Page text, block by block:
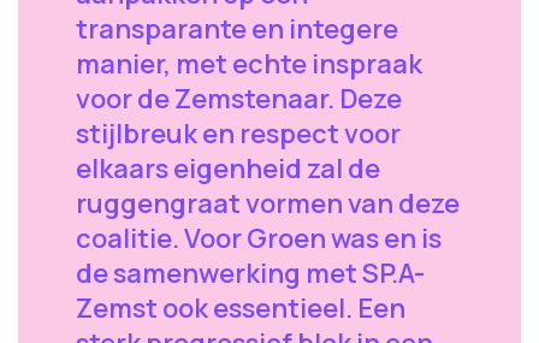
transparante en integere
manier, met echte inspraak
voor de Zemstenaar. Deze
stijlbreuk en respect voor
elkaars eigenheid zal de
ruggengraat vormen van deze
coalitie. Voor Groen was en is
de samenwerking met SP.A-
Zemst ook essentieel. Een